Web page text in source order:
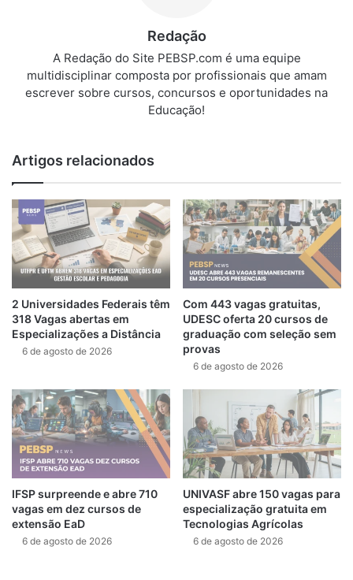
Redação
A Redação do Site PEBSP.com é uma equipe
multidisciplinar composta por profissionais que amam
escrever sobre cursos, concursos e oportunidades na
Educação!
Artigos relacionados
2 Universidades Federais têm
318 Vagas abertas em
Especializações a Distância
6 de agosto de 2026
Com 443 vagas gratuitas,
UDESC oferta 20 cursos de
graduação com seleção sem
provas
6 de agosto de 2026
IFSP surpreende e abre 710
vagas em dez cursos de
extensão EaD
6 de agosto de 2026
UNIVASF abre 150 vagas para
especialização gratuita em
Tecnologias Agrícolas
6 de agosto de 2026